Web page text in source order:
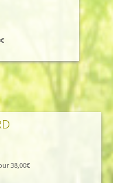
€Le
actuel
102,00€.
38,00€